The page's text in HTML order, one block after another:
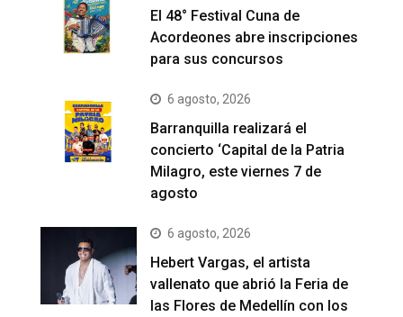
El 48° Festival Cuna de
Acordeones abre inscripciones
para sus concursos
6 agosto, 2026
Barranquilla realizará el
concierto ‘Capital de la Patria
Milagro, este viernes 7 de
agosto
6 agosto, 2026
Hebert Vargas, el artista
vallenato que abrió la Feria de
las Flores de Medellín con los